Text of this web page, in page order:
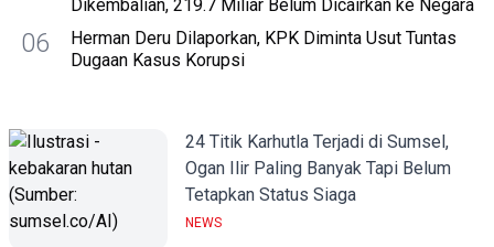
Dikembalian, 219.7 Miliar Belum Dicairkan ke Negara
06
Herman Deru Dilaporkan, KPK Diminta Usut Tuntas
Dugaan Kasus Korupsi
24 Titik Karhutla Terjadi di Sumsel,
Ogan Ilir Paling Banyak Tapi Belum
Tetapkan Status Siaga
NEWS